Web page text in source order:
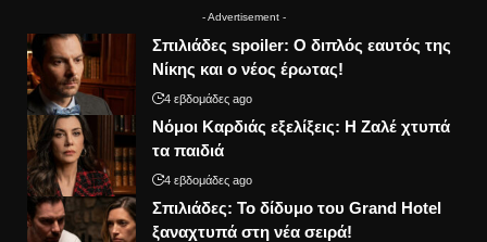
- Advertisement -
Σπιλιάδες spoiler: Ο διπλός εαυτός της
Νίκης και ο νέος έρωτας!
4 εβδομάδες ago
Νόμοι Καρδιάς εξελίξεις: Η Ζαλέ χτυπά
τα παιδιά
4 εβδομάδες ago
Σπιλιάδες: Το δίδυμο του Grand Hotel
ξαναχτυπά στη νέα σειρά!